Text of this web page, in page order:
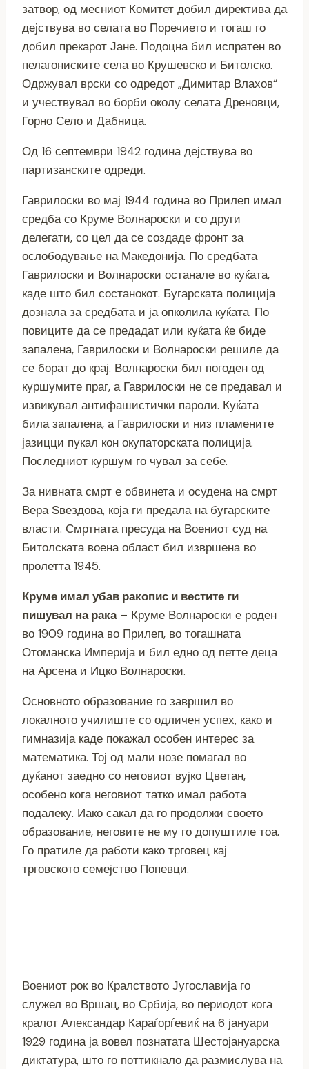
затвор, од месниот Комитет добил директива да
дејствува во селата во Поречието и тогаш го
добил прекарот Јане. Подоцна бил испратен во
пелагониските села во Крушевско и Битолско.
Одржувал врски со одредот „Димитар Влахов“
и учествувал во борби околу селата Дреновци,
Горно Село и Дабница.
Од 16 септември 1942 година дејствува во
партизанските одреди.
Гаврилоски во мај 1944 година во Прилеп имал
средба со Круме Волнароски и со други
делегати, со цел да се создаде фронт за
ослободување на Македонија. По средбата
Гаврилоски и Волнароски останале во куќата,
каде што бил состанокот. Бугарската полиција
дознала за средбата и ја опколила куќата. По
повиците да се предадат или куќата ќе биде
запалена, Гаврилоски и Волнароски решиле да
се борат до крај. Волнароски бил погоден од
куршумите праг, а Гаврилоски не се предавал и
извикувал антифашистички пароли. Куќата
била запалена, а Гаврилоски и низ пламените
јазицци пукал кон окупаторската полиција.
Последниот куршум го чувал за себе.
За нивната смрт е обвинета и осудена на смрт
Вера Ѕвездова, која ги предала на бугарските
власти. Смртната пресуда на Воениот суд на
Битолската воена област бил извршена во
пролетта 1945.
Круме имал убав ракопис и вестите ги
пишувал на рака– Круме Волнароски е роден
во 1909 година во Прилеп, во тогашната
Отоманска Империја и бил едно од петте деца
на Арсена и Ицко Волнароски.
Основното образование го завршил во
локалното училиште со одличен успех, како и
гимназија каде покажал особен интерес за
математика. Тој од мали нозе помагал во
дуќанот заедно со неговиот вујко Цветан,
особено кога неговиот татко имал работа
подалеку. Иако сакал да го продолжи своето
образование, неговите не му го допуштиле тоа.
Го пратиле да работи како трговец кај
трговското семејство Попевци.
Воениот рок во Кралството Југославија го
служел во Вршац, во Србија, во периодот кога
кралот Александар Караѓорѓевиќ на 6 јануари
1929 година ја вовел познатата Шестојануарска
диктатура, што го поттикнало да размислува на